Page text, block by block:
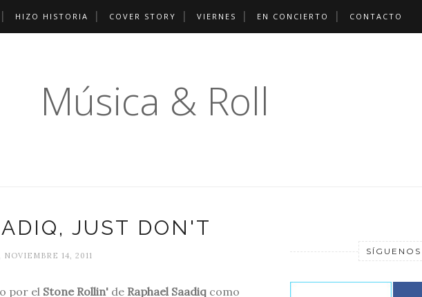
HIZO HISTORIA COVER STORY VIERNES EN CONCIERTO CONTACTO
Música & Roll
JUST DON'T
NOVIEMBRE 14, 2011
por el Stone Rollin' de Raphael Saadiq como
SÍGUENOS